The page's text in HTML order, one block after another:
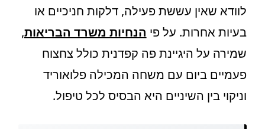
לוודא שאין עששת פעילה, דלקות חניכיים או
בעיות אחרות. על פי הנחיות משרד הבריאות,
שמירה על היגיינת פה קפדנית כולל צחצוח
פעמיים ביום עם משחה המכילה פלואוריד
וניקוי בין השיניים היא הבסיס לכל טיפול.